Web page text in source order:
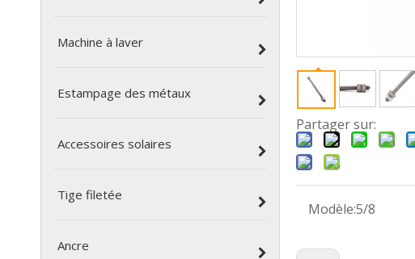
Machine à laver
Estampage des métaux
Accessoires solaires
Tige filetée
Ancre
Partager sur:
Modèle:5/8